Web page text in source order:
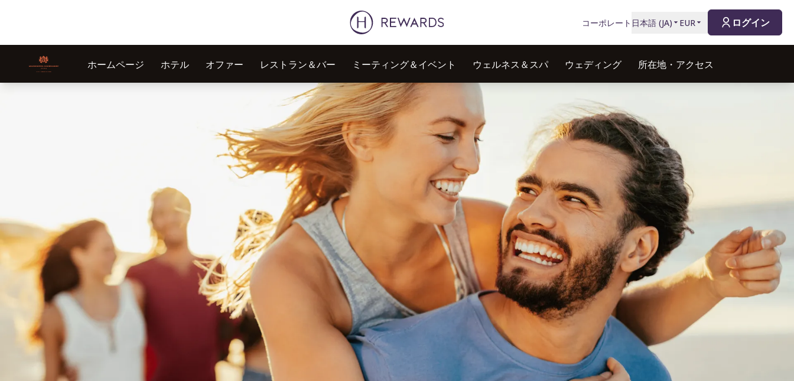
コーポレート 日本語 (JA) EUR ログイン
ホームページ ホテル オファー レストラン＆バー ミーティング＆イベント ウェルネス＆スパ ウェディング 所在地・アクセス